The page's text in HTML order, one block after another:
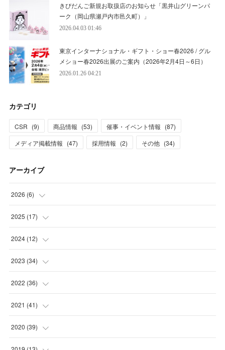
きびだんご新規お取扱店のお知らせ「黒井山グリーンパ
ーク（岡山県瀬戸内市邑久町）」
2026.04.03 01:46
東京インターナショナル・ギフト・ショー春2026 / グル
メショー春2026出展のご案内（2026年2月4日～6日）
2026.01.26 04:21
カテゴリ
CSR (9) 商品情報 (53) 催事・イベント情報 (87)
メディア掲載情報 (47) 採用情報 (2) その他 (34)
アーカイブ
2026 (6)
(1
(3
(2
2025 (17)
(1
(2
(5
(1
2024 (12)
(1
(1
(2
(1
2023 (34)
(2
(1
(7
(3
2022 (36)
(3
(3
(6
2021 (41)
(3
(3
2020 (39)
(4